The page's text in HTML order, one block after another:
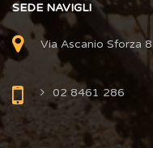
SEDE NAVIGLI
Via Ascanio Sforza
02 8461 286